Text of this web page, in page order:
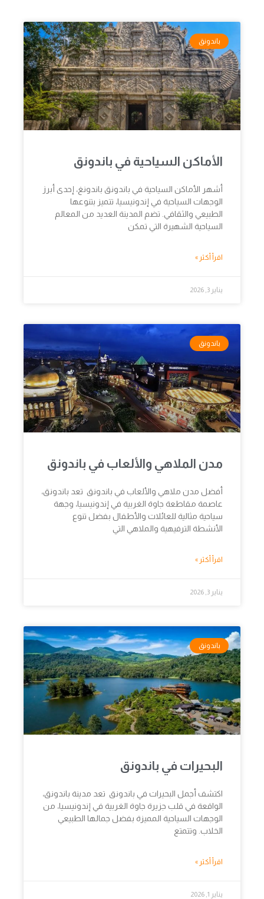
باندونق
الأماكن السياحية في باندونق
أشهر الأماكن السياحية في باندونق باندونغ، إحدى أبرز
الوجهات السياحية في إندونيسيا، تتميز بتنوعها
الطبيعي والثقافي. تضم المدينة العديد من المعالم
السياحية الشهيرة التي تمكن
اقرأ أكثر »
يناير 3, 2026
باندونق
مدن الملاهي والألعاب في باندونق
أفضل مدن ملاهي والألعاب في باندونق تعد باندونق،
عاصمة مقاطعة جاوة الغربية في إندونيسيا، وجهة
سياحية مثالية للعائلات والأطفال بفضل تنوع
الأنشطة الترفيهية والملاهي التي
اقرأ أكثر »
يناير 3, 2026
باندونق
البحيرات في باندونق
اكتشف أجمل البحيرات في باندونق تعد مدينة باندونق،
الواقعة في قلب جزيرة جاوة الغربية في إندونيسيا، من
الوجهات السياحية المميزة بفضل جمالها الطبيعي
الخلاب. وتتمتع
اقرأ أكثر »
يناير 1, 2026